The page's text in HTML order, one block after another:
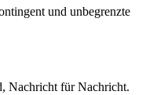
und unbegrenzte
Nachricht für Nachricht.